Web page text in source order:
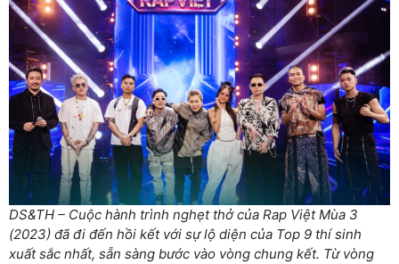
DS&TH – Cuộc hành trình nghẹt thở của Rap Việt Mùa 3
(2023) đã đi đến hồi kết với sự lộ diện của Top 9 thí sinh
xuất sắc nhất, sẵn sàng bước vào vòng chung kết. Từ vòng